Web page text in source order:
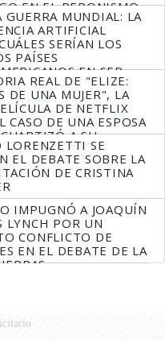
EN EL PERONISMO
GUERRA MUNDIAL: LA
ARTIFICIAL
SERÍAN LOS
PAÍSES
EN SER
REAL DE "ELIZE:
DE UNA MUJER", LA
DE NETFLIX
CASO DE UNA ESPOSA
A SU
LORENZETTI SE
EL DEBATE SOBRE LA
DE CRISTINA
IMPUGNÓ A JOAQUÍN
LYNCH POR UN
CONFLICTO DE
EN EL DEBATE DE LA